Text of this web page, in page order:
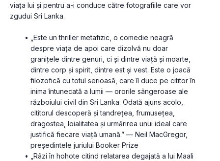
viața lui și pentru a-i conduce către fotografiile care vor
zgudui Sri Lanka.
„Este un thriller metafizic, o comedie neagră
despre viața de apoi care dizolvă nu doar
granițele dintre genuri, ci și dintre viață și moarte,
dintre corp și spirit, dintre est și vest. Este o joacă
filozofică cu totul serioasă, care îl duce pe cititor în
inima întunecată a lumii — ororile sângeroase ale
războiului civil din Sri Lanka. Odată ajuns acolo,
cititorul descoperă și tandrețea, frumusețea,
dragostea, loialitatea și urmărirea unui ideal care
justifică fiecare viață umană.” — Neil MacGregor,
președintele juriului Booker Prize
„Râzi în hohote citind relatarea degajată a lui Maali